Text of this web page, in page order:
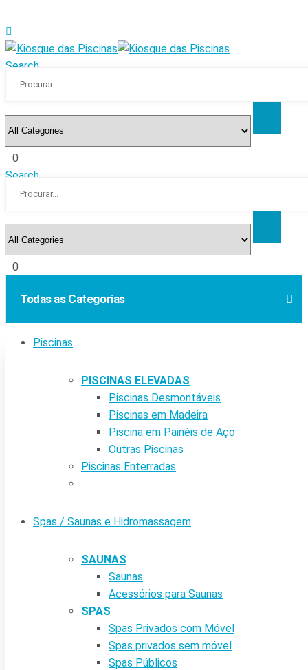
Search
0
Search
0
Todas as Categorias
Piscinas
PISCINAS ELEVADAS
Piscinas Desmontáveis
Piscinas em Madeira
Piscina em Painéis de Aço
Outras Piscinas
Piscinas Enterradas
Spas / Saunas e Hidromassagem
SAUNAS
Saunas
Acessórios para Saunas
SPAS
Spas Privados com Móvel
Spas privados sem móvel
Spas Públicos